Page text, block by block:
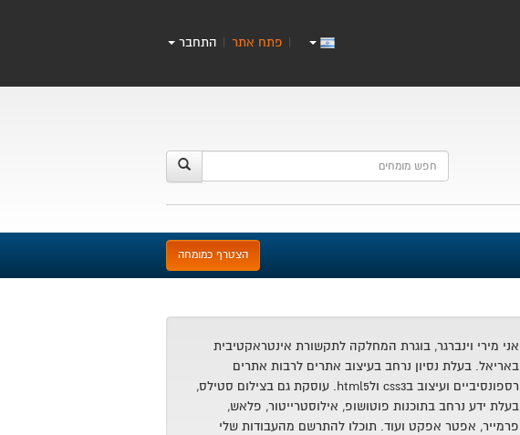
פתח אתר התחבר
הצטרף כמומחה
אני מירי וינברגר, בוגרת המחלקה לתקשורת אינטראקטיבית
באריאל. בעלת נסיון נרחב בעיצוב אתרים לרבות אתרים
רספונסיביים ועיצוב בcss3 ולhtml5. עוסקת גם בצילום סטילס,
בעלת ידע נרחב בתוכנות פוטושופ, אילוסטרייטור, פלאש,
פרמייר, אפטר אפקט ועוד. תוכלו להתרשם מהעבודות שלי